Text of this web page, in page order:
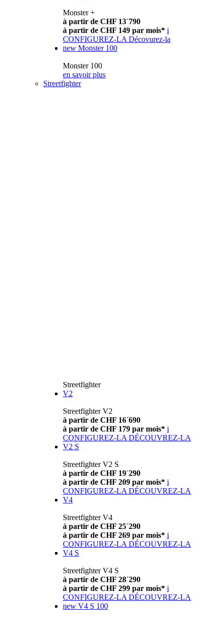
Monster +
à partir de CHF 13´790
à partir de CHF 149 par mois* i
CONFIGUREZ-LA Décovurez-la
new Monster 100
Monster 100
en savoir plus
Streetfighter
Streetfighter
V2
Streetfighter V2
à partir de CHF 16´690
à partir de CHF 179 par mois* i
CONFIGUREZ-LA DÉCOUVREZ-LA
V2 S
Streetfighter V2 S
à partir de CHF 19´290
à partir de CHF 209 par mois* i
CONFIGUREZ-LA DÉCOUVREZ-LA
V4
Streetfighter V4
à partir de CHF 25´290
à partir de CHF 269 par mois* i
CONFIGUREZ-LA DÉCOUVREZ-LA
V4 S
Streetfighter V4 S
à partir de CHF 28´290
à partir de CHF 299 par mois* i
CONFIGUREZ-LA DÉCOUVREZ-LA
new V4 S 100